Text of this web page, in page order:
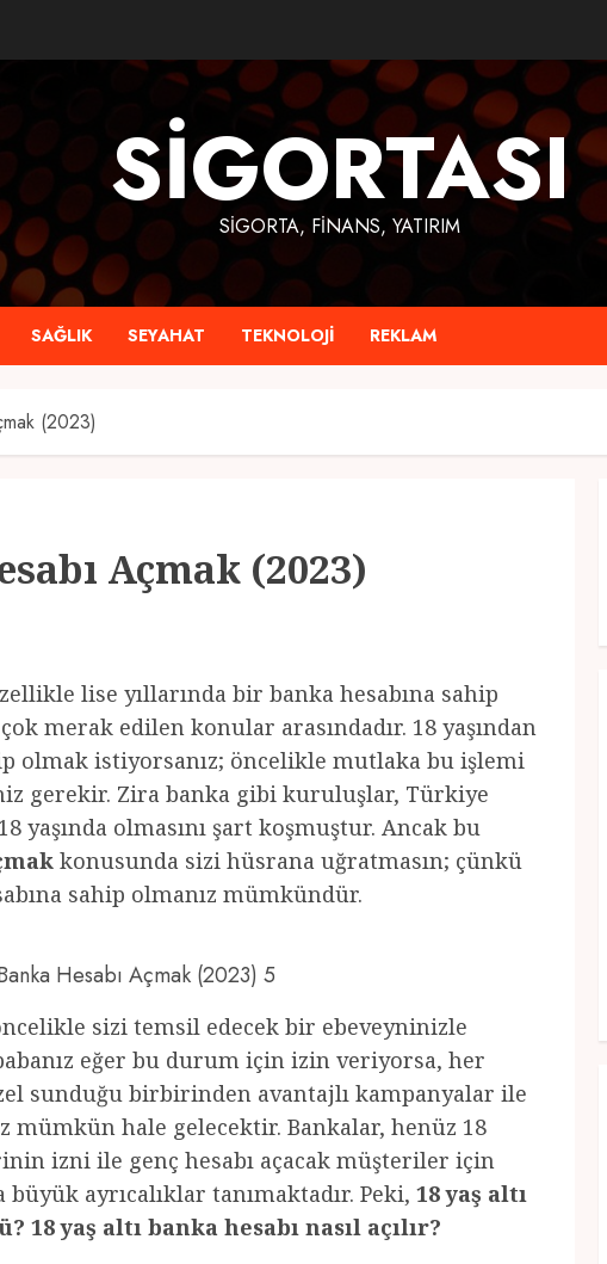
SIGORTASI
SIGORTA, FINANS, YATIRIM
SAĞLIK SEYAHAT TEKNOLOJI REKLAM
(2023)
Açmak (2023)
lise yıllarında bir banka hesabına sahip
merak edilen konular arasındadır. 18 yaşından
olmak istiyorsanız; öncelikle mutlaka bu işlemi
gerekir. Zira banka gibi kuruluşlar, Türkiye
yaşında olmasını şart koşmuştur. Ancak bu
konusunda sizi hüsrana uğratmasın; çünkü
sahip olmanız mümkündür.
Hesabı Açmak (2023) 5
sizi temsil edecek bir ebeveyninizle
eğer bu durum için izin veriyorsa, her
sunduğu birbirinden avantajlı kampanyalar ile
mümkün hale gelecektir. Bankalar, henüz 18
izni ile genç hesabı açacak müşteriler için
ayrıcalıklar tanımaktadır. Peki, 18 yaş altı
yaş altı banka hesabı nasıl açılır?